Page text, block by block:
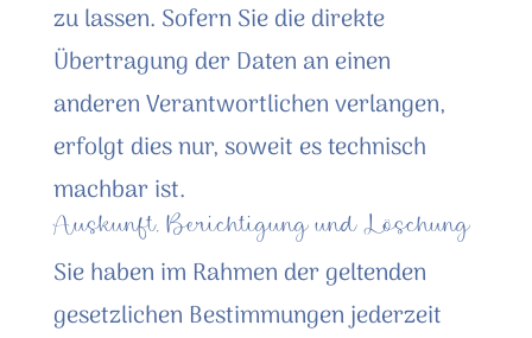
zu lassen. Sofern Sie die direkte
Übertragung der Daten an einen
anderen Verantwortlichen verlangen,
erfolgt dies nur, soweit es technisch
machbar ist.
Auskunft, Berichtigung und Löschung
Sie haben im Rahmen der geltenden
gesetzlichen Bestimmungen jederzeit